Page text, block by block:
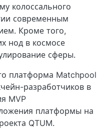
колоссального
современным
Кроме того,
нод в космосе
сферы.
платформа Matchpool
разработчиков в
MVP
платформы на
QTUM.